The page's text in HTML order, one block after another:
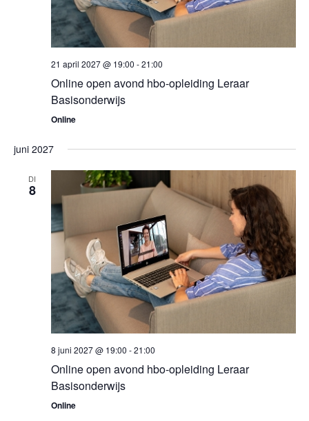
21 april 2027 @ 19:00 -21:00
Online open avond hbo-opleiding Leraar
Basisonderwijs
Online
juni 2027
DI
8
8 juni 2027 @ 19:00 -21:00
Online open avond hbo-opleiding Leraar
Basisonderwijs
Online